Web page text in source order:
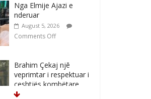
Nga Elmije Ajazi e
nderuar
August 5, 2026
Comments Off
Brahim Çekaj njē
veprimtar i respektuar i
çeshtjës kombëtare